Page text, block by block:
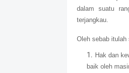
dalam suatu
terjangkau.
Oleh sebab itulah
Hak dan
baik oleh